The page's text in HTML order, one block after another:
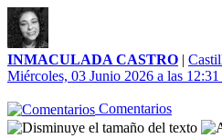
INMACULADA CASTRO |
Miércoles, 03 Junio 2026 a las
Comentarios